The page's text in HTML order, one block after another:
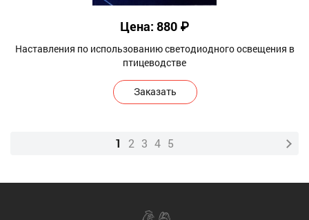
Цена: 880 ₽
Наставления по использованию светодиодного освещения в
птицеводстве
Заказать
1 2 3 4 5